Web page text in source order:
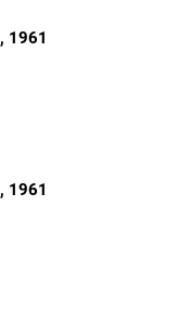
, 1961
, 1961